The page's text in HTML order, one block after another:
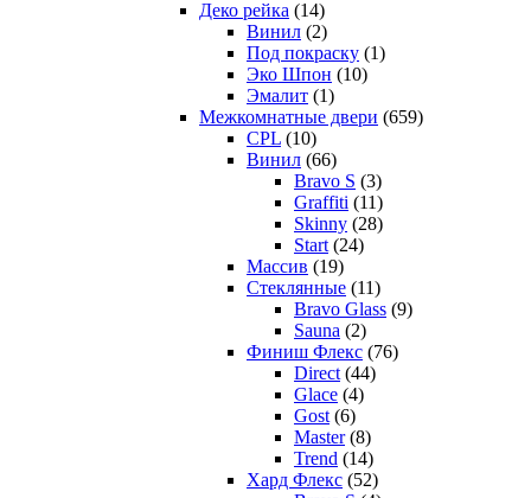
Деко рейка (14)
Винил (2)
Под покраску (1)
Эко Шпон (10)
Эмалит (1)
Межкомнатные двери (659)
CPL (10)
Винил (66)
Bravo S (3)
Graffiti (11)
Skinny (28)
Start (24)
Массив (19)
Стеклянные (11)
Bravo Glass (9)
Sauna (2)
Финиш Флекс (76)
Direct (44)
Glace (4)
Gost (6)
Master (8)
Trend (14)
Хард Флекс (52)